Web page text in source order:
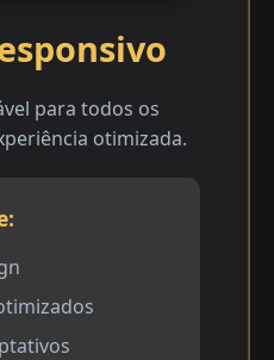
para todos os
otimizada.